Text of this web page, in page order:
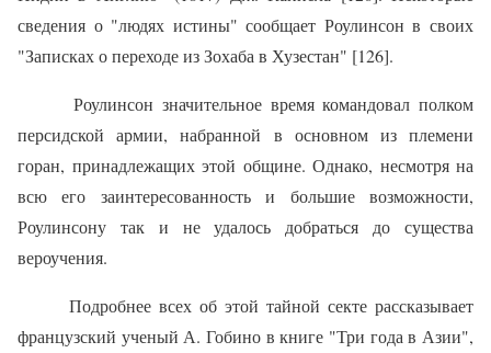
сведе­ния о "людях истины" сообщает Роулинсон в своих
"Записках о перехо­де из Зохаба в Хузестан" [126].
Роулинсон значительное время командовал полком
персидской армии, набранной в основном из племени
горан, принадлежащих этой общи­не. Однако, несмотря на
всю его заинтересованность и большие возмож­ности,
Роулинсону так и не удалось добраться до существа
вероучения.
Подробнее всех об этой тайной секте рассказывает
французский ученый А. Гобино в книге "Три года в Азии",